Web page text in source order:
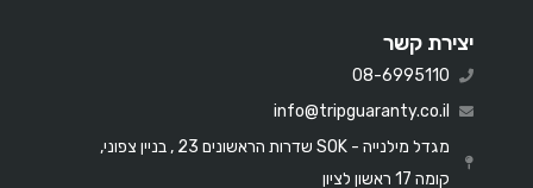
יצירת קשר
08-6995110
info@tripguaranty.co.il
מגדל מילנייה - SOK שדרות הראשונים 23 , בניין צפוני,
קומה 17 ראשון לציון